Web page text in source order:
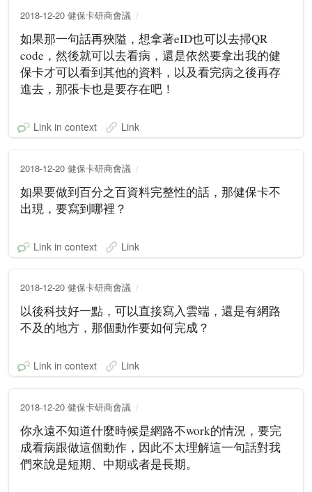
2018-12-20 健保卡研商會議
如果那一句話再狹隘，想拿著eID也可以去掃QR
code，然後就可以去看病，還是依然要拿出我的健
保卡才可以看到其他的資料，以及看完病之後再存
進去，那張卡也是要存在吧！
Link in context Link
2018-12-20 健保卡研商會議
如果要做到百分之百資料完整性的話，那健保卡不
出現，要寫到哪裡？
Link in context Link
2018-12-20 健保卡研商會議
以後科技好一點，可以直接寫入雲端，還是有網路
不及的地方，那個動作要如何完成？
Link in context Link
2018-12-20 健保卡研商會議
你永遠不知道什麼時候是網路不work的情況，要完
成看病跟做這個動作，因此不太理解這一句話對我
們來說是短期、中期或者是長期。